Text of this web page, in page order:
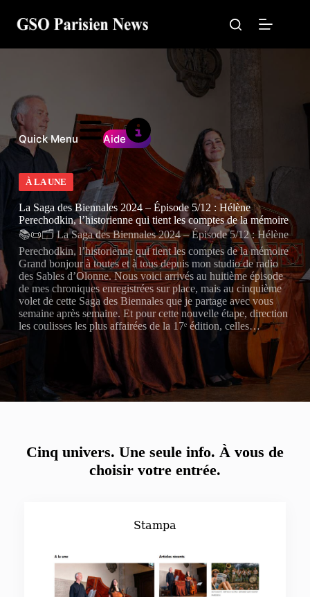
contenu
Quick Menu Aide
À LA UNE
La Saga des Biennales 2024 – Épisode 5/12 : Hélène
Perechodkin, l’historienne qui tient les comptes de la mémoire
📚📜🗂️ La Saga des Biennales 2024 – Épisode 5/12 : Hélène
Perechodkin, l’historienne qui tient les comptes de la mémoire
Grand bonjour à toutes et à tous depuis mon studio de radio
des Sables d’Olonne. Nous voici arrivés au huitième épisode
de mes chroniques enregistrées sur place, mais au cinquième
volet de cette Saga des Biennales que je partage avec vous
semaine après semaine. Et pour cette nouvelle étape, direction
les coulisses les plus affairées de la 17ᵉ édition, celles…
Cinq univers. Une seule info. À vous de
choisir votre entrée.
Stampa